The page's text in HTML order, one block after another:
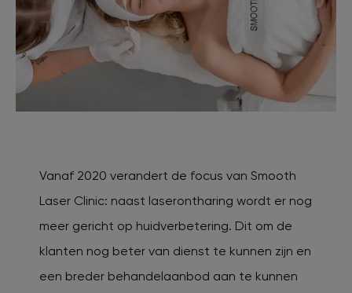
Vanaf 2020 verandert de focus van Smooth
Laser Clinic: naast laserontharing wordt er nog
meer gericht op huidverbetering. Dit om de
klanten nog beter van dienst te kunnen zijn en
een breder behandelaanbod aan te kunnen